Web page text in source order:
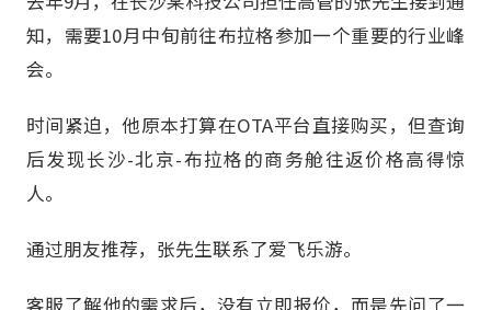
知，需要10月中旬前往布拉格参加一个重要的行业峰
会。
时间紧迫，他原本打算在OTA平台直接购买，但查询
后发现长沙-北京-布拉格的商务舱往返价格高得惊
人。
通过朋友推荐，张先生联系了爱飞乐游。